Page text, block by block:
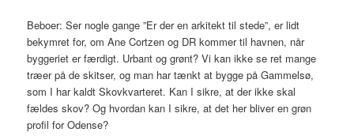
Beboer: Ser nogle gange ”Er der en arkitekt til stede”, er lidt
bekymret for, om Ane Cortzen og DR kommer til havnen, når
byggeriet er færdigt. Urbant og grønt? Vi kan ikke se ret mange
træer på de skitser, og man har tænkt at bygge på Gammelsø,
som I har kaldt Skovkvarteret. Kan I sikre, at der ikke skal
fældes skov? Og hvordan kan I sikre, at det her bliver en grøn
profil for Odense?